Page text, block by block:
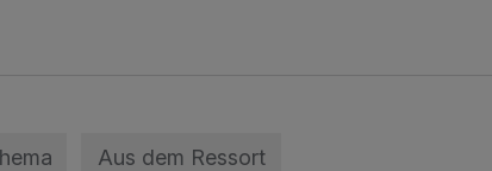
Aus dem Ressort